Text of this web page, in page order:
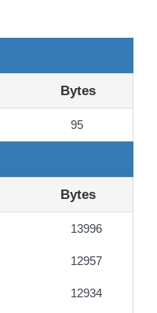
Bytes
95
Bytes
13996
12957
12934